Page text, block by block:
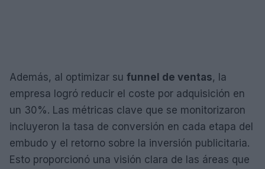
Además, al optimizar su funnel de ventas, la
empresa logró reducir el coste por adquisición en
un 30%. Las métricas clave que se monitorizaron
incluyeron la tasa de conversión en cada etapa del
embudo y el retorno sobre la inversión publicitaria.
Esto proporcionó una visión clara de las áreas que